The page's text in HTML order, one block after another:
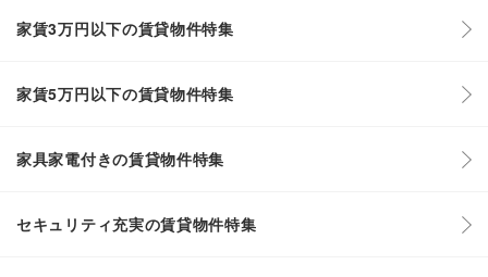
家賃3万円以下の賃貸物件特集
家賃5万円以下の賃貸物件特集
家具家電付きの賃貸物件特集
セキュリティ充実の賃貸物件特集